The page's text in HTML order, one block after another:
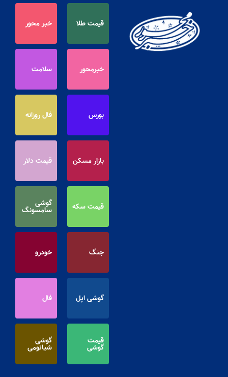
قیمت طلا خبر محور
خبرمحور سلامت
بورس فال روزانه
بازار مسکن قیمت دلار
قیمت سکه گوشی
سامسونگ
جنگ خودرو
گوشی اپل فال
قیمت
گوشی
گوشی
شیائومی